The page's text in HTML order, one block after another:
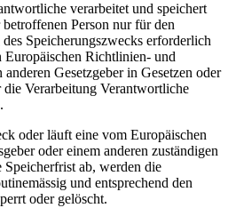
verarbeitet und speichert
Person nur für den
Speicherungszwecks erforderlich
Europäischen Richtlinien- und
Gesetzgeber in Gesetzen oder
Verarbeitung Verantwortliche
oder läuft eine vom Europäischen
oder einem anderen zuständigen
Speicherfrist ab, werden die
und entsprechend den
oder gelöscht.